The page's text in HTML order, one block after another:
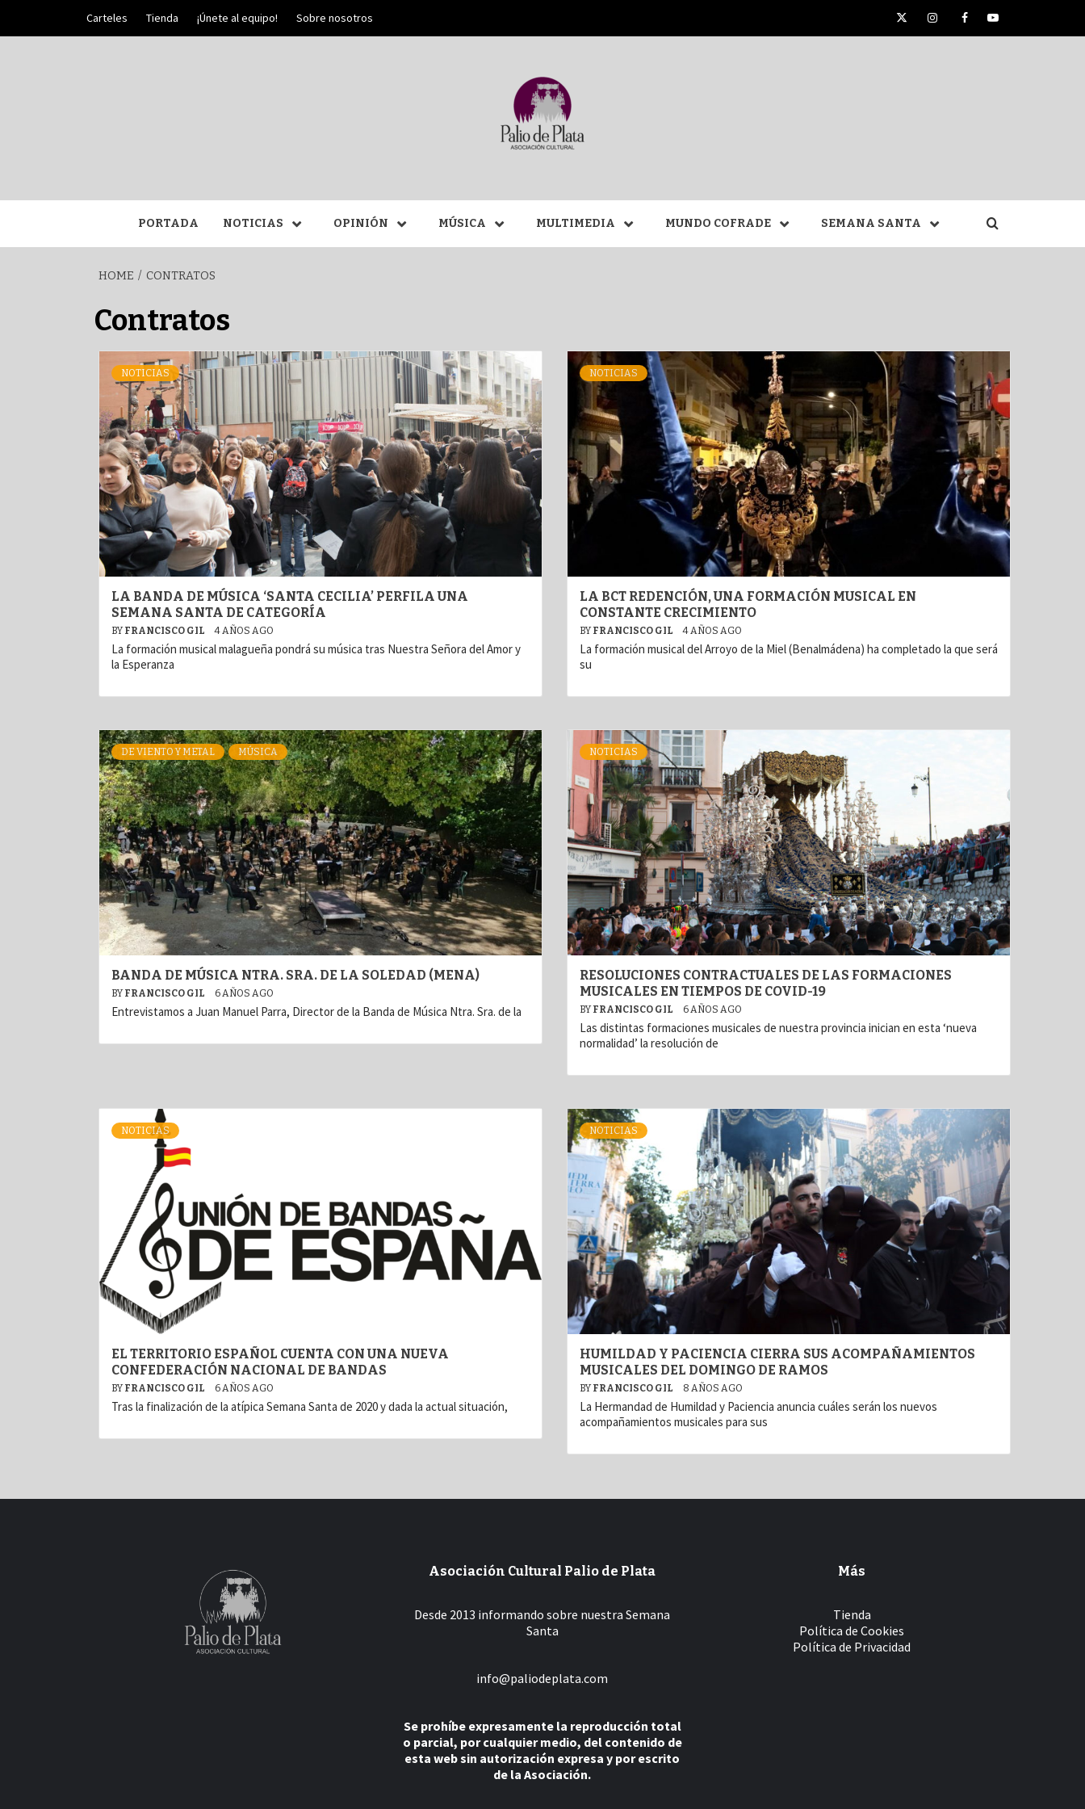
content
Carteles Tienda ¡Únete al equipo! Sobre nosotros TwitterInstagramFacebookYouTube
SEMANA SANTA DE
MÁLAGA
PORTADA NOTICIAS OPINIÓN MÚSICA MULTIMEDIA MUNDO COFRADE SEMANA SANTA
HOME CONTRATOS
Contratos
NOTICIAS
LA BANDA DE MÚSICA ‘SANTA CECILIA’ PERFILA UNA
SEMANA SANTA DE CATEGORÍA
BY FRANCISCO GIL 4 AÑOS AGO
La formación musical malagueña pondrá su música tras Nuestra Señora del Amor y
la Esperanza
NOTICIAS
LA BCT REDENCIÓN, UNA FORMACIÓN MUSICAL EN
CONSTANTE CRECIMIENTO
BY FRANCISCO GIL 4 AÑOS AGO
La formación musical del Arroyo de la Miel (Benalmádena) ha completado la que será
su
DE VIENTO Y METAL MÚSICA
BANDA DE MÚSICA NTRA. SRA. DE LA SOLEDAD (MENA)
BY FRANCISCO GIL 6 AÑOS AGO
Entrevistamos a Juan Manuel Parra, Director de la Banda de Música Ntra. Sra. de la
NOTICIAS
RESOLUCIONES CONTRACTUALES DE LAS FORMACIONES
MUSICALES EN TIEMPOS DE COVID-19
BY FRANCISCO GIL 6 AÑOS AGO
Las distintas formaciones musicales de nuestra provincia inician en esta ‘nueva
normalidad’ la resolución de
NOTICIAS
EL TERRITORIO ESPAÑOL CUENTA CON UNA NUEVA
CONFEDERACIÓN NACIONAL DE BANDAS
BY FRANCISCO GIL 6 AÑOS AGO
Tras la finalización de la atípica Semana Santa de 2020 y dada la actual situación,
NOTICIAS
HUMILDAD Y PACIENCIA CIERRA SUS ACOMPAÑAMIENTOS
MUSICALES DEL DOMINGO DE RAMOS
BY FRANCISCO GIL 8 AÑOS AGO
La Hermandad de Humildad y Paciencia anuncia cuáles serán los nuevos
acompañamientos musicales para sus
Asociación Cultural Palio de Plata
Desde 2013 informando sobre nuestra Semana
Santa
info@paliodeplata.com
Se prohíbe expresamente la reproducción total
o parcial, por cualquier medio, del contenido de
esta web sin autorización expresa y por escrito
de la Asociación.
Más
Tienda
Política de Cookies
Política de Privacidad